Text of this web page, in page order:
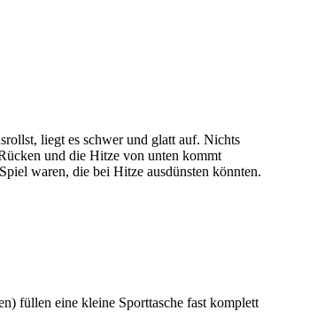
liegt es schwer und glatt auf. Nichts
und die Hitze von unten kommt
waren, die bei Hitze ausdünsten könnten.
füllen eine kleine Sporttasche fast komplett